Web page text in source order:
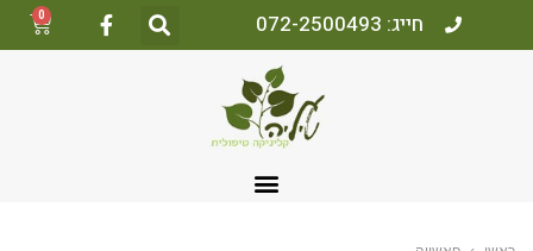
חייג: 072-2500493